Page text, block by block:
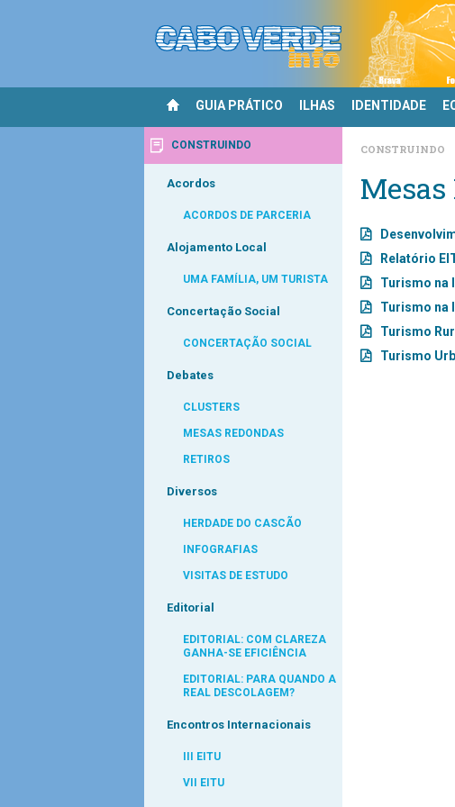
GUIA PRÁTICO ILHAS IDENTIDADE
CONSTRUINDO
Acordos
ACORDOS DE PARCERIA
Alojamento Local
UMA FAMÍLIA, UM TURISTA
Concertação Social
CONCERTAÇÃO SOCIAL
Debates
CLUSTERS
MESAS REDONDAS
RETIROS
Diversos
HERDADE DO CASCÃO
INFOGRAFIAS
VISITAS DE ESTUDO
Editorial
EDITORIAL: COM CLAREZA
GANHA-SE EFICIÊNCIA
EDITORIAL: PARA QUANDO A
REAL DESCOLAGEM?
Encontros Internacionais
III EITU
VII EITU
CONSTRUINDO
Relatório
Turismo na
Turismo na
Turismo
Turismo